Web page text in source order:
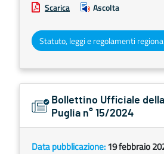
Scarica
Ascolta
Statuto, leggi e regolamenti
Bollettino Ufficiale
Puglia n° 15/2024
Data pubblicazione:19 febbraio